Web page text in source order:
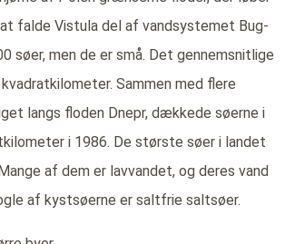
falde Vistula del af vandsystemet Bug-
søer, men de er små. Det gennemsnitlige
Sammen med flere
langs floden Dnepr, dækkede søerne i
i 1986. De største søer i landet
af dem er lavvandet, og deres vand
af kystsøerne er saltfrie saltsøer.